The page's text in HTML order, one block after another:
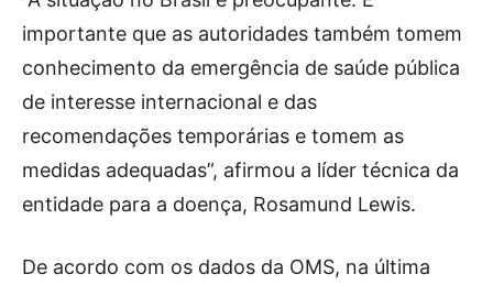
importante que as autoridades também tomem
conhecimento da emergência de saúde pública
de interesse internacional e das
recomendações temporárias e tomem as
medidas adequadas”, afirmou a líder técnica da
entidade para a doença, Rosamund Lewis.
De acordo com os dados da OMS, na última